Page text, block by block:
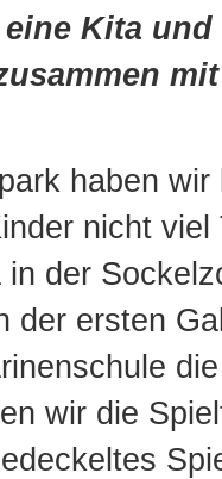
Kita und
haben
nicht viel
der
der ersten
wir die